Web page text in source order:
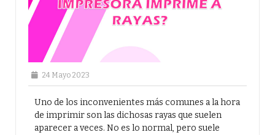
24 Mayo 2023
Uno de los inconvenientes más comunes a la hora
de imprimir son las dichosas rayas que suelen
aparecer a veces. No es lo normal, pero suele